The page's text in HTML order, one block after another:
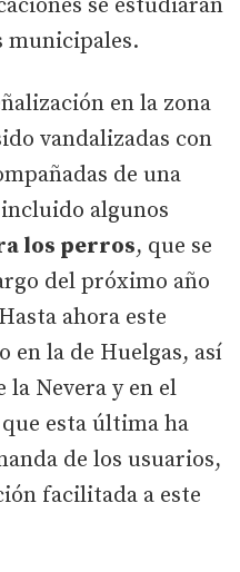
se estudiarán
municipales.
en la zona
vandalizadas con
de una
algunos
los perros, que se
del próximo año
ahora este
en la de Huelgas, así
la Nevera y en el
esta última ha
de los usuarios,
facilitada a este